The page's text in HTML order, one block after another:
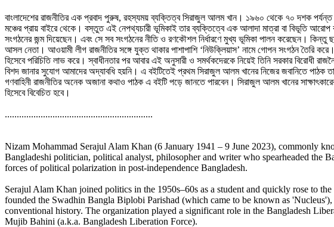
বাংলাদেশের রাজনীতির এক প্রবাদ পুরুষ, রহস্যময় ব্যক্তিত্ব সিরাজুল আলম খান। ১৯৬০ থেকে ৭০ দশক পর্যন্ত
মঞ্চের প্রায় বাইরে থেকে। বস্তুত এই নেপথ্যচারী ভূমিকাই তার ব্যক্তিত্বে এক আলাদা মাত্রা বা বিভূতি
সংগঠনের জন্ম দিয়েছেন। এবং সে সব সংগঠনের নীতি ও রণকৌশল নির্ধারণে মুখ্য ভূমিকা পালন করেছেন।
আসল নেতা। আওয়ামী লীগ রাজনীতির সঙ্গে যুক্ত থাকার পাশাপাশি ‘নিউক্লিয়াস’ নামে গােপন সংগঠন তৈরি
হিসেবে পরিচিতি লাভ করে। স্বাধীনতার পর আবার এই অনুসারী ও সমর্থকদেরকে নিয়েই তিনি সরকার বিরােধী
বিশদ জানার সুযােগ আমাদের অদ্যাবধি হয়নি। এ বইটিতেই প্রথম সিরাজুল আলম খানের নিজের জবানিতে পাঠক
গণবাহিনী রাজনীতির অনেক অজানা কথাও পাঠক এ বইটি পড়ে জানতে পারবেন। সিরাজুল আলম খানের
হিসেবে বিবেচিত হবে।
..............................................................
Nizam Mohammad Serajul Alam Khan (6 January 1941 – 9 June 2023), commonly
Bangladeshi politician, political analyst, philosopher and writer who spearheaded the
forces of political polarization in post-independence Bangladesh.
Serajul Alam Khan joined politics in the 1950s–60s as a student and quickly rose to
founded the Swadhin Bangla Biplobi Parishad (which came to be known as
conventional history. The organization played a significant role in the Bangladesh
Mujib Bahini (a.k.a. Bangladesh Liberation Force).